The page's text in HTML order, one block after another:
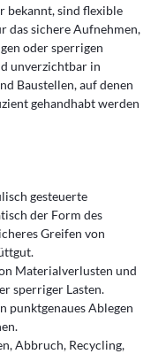
bekannt, sind flexible
das sichere Aufnehmen,
oder sperrigen
unverzichtbar in
Baustellen, auf denen
gehandhabt werden
gesteuerte
der Form des
Greifen von
Materialverlusten und
sperriger Lasten.
punktgenaues Ablegen
Abbruch, Recycling,